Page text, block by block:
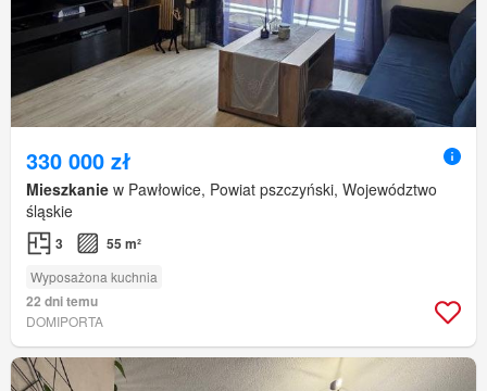
330 000 zł
Mieszkanie w Pawłowice, Powiat pszczyński, Województwo
śląskie
3 55 m²
Wyposażona kuchnia
22 dni temu
DOMIPORTA